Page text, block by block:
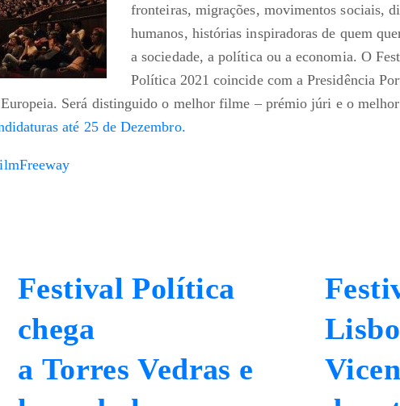
fronteiras, migrações, movimentos sociais,
humanos, histórias inspiradoras de quem
a sociedade, a política ou a economia. O
Política 2021 coincide com a Presidência
Será distinguido o melhor filme – prémio júri e o
até 25 de Dezembro.
Festival Política
chega
a Torres Vedras e